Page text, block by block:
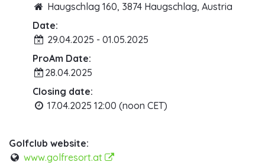
Haugschlag 160, 3874 Haugschlag, Austria
Date:
29.04.2025 - 01.05.2025
ProAm Date:
28.04.2025
Closing date:
17.04.2025 12:00 (noon CET)
Golfclub website:
www.golfresort.at